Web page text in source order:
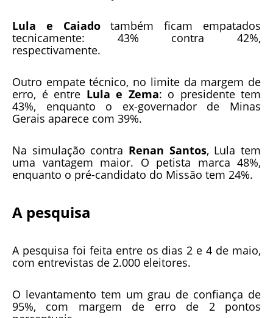
Lula e Caiadotambém ficam empatados
tecnicamente: 43% contra 42%,
respectivamente.
Outro empate técnico, no limite da margem de
erro, é entre Lula e Zema: o presidente tem
43%, enquanto o ex-governador de Minas
Gerais aparece com 39%.
Na simulação contra Renan Santos, Lula tem
uma vantagem maior. O petista marca 48%,
enquanto o pré-candidato do Missão tem 24%.
A pesquisa
A pesquisa foi feita entre os dias 2 e 4 de maio,
com entrevistas de 2.000 eleitores.
O levantamento tem um grau de confiança de
95%, com margem de erro de 2 pontos